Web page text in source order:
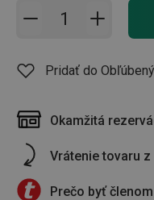
Pridať do košíka -
Pridať do
Okamžitá
Vrátenie tovaru
Prečo byť